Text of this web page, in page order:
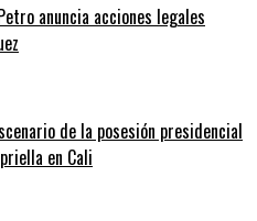
anuncia acciones legales
de la posesión presidencial
en Cali